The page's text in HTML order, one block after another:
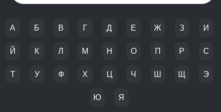
А Б В Г Д Е Ж З И
Й К Л М Н О П Р С
Т У Ф Х Ц Ч Ш Щ Э
Ю Я